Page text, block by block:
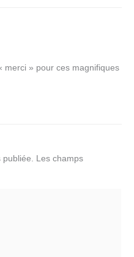
merci » pour ces magnifiques
Les champs